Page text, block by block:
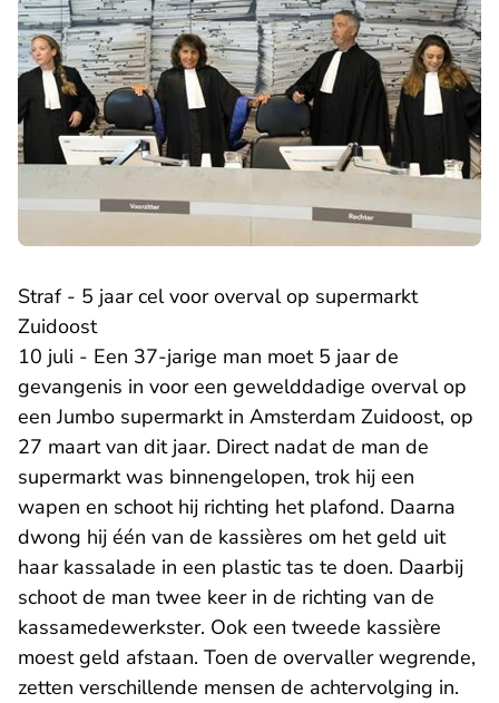
Straf - 5 jaar cel voor overval op supermarkt
Zuidoost
10 juli - Een 37-jarige man moet 5 jaar de
gevangenis in voor een gewelddadige overval op
een Jumbo supermarkt in Amsterdam Zuidoost, op
27 maart van dit jaar. Direct nadat de man de
supermarkt was binnengelopen, trok hij een
wapen en schoot hij richting het plafond. Daarna
dwong hij één van de kassières om het geld uit
haar kassalade in een plastic tas te doen. Daarbij
schoot de man twee keer in de richting van de
kassamedewerkster. Ook een tweede kassière
moest geld afstaan. Toen de overvaller wegrende,
zetten verschillende mensen de achtervolging in.